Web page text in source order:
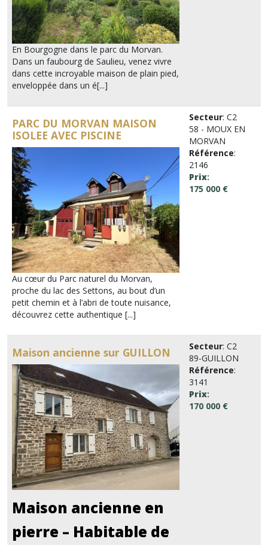
En Bourgogne dans le parc du Morvan.
Dans un faubourg de Saulieu, venez vivre
dans cette incroyable maison de plain pied,
enveloppée dans un é[...]
PARC DU MORVAN MAISON
ISOLEE AVEC PISCINE
Au cœur du Parc naturel du Morvan,
proche du lac des Settons, au bout d’un
petit chemin et à l’abri de toute nuisance,
découvrez cette authentique [...]
Secteur: C2
58 - MOUX EN
MORVAN
Référence:
2146
Prix:
175 000 €
Maison ancienne sur GUILLON
Maison ancienne en
pierre – Habitable de
Secteur: C2
89-GUILLON
Référence:
3141
Prix:
170 000 €